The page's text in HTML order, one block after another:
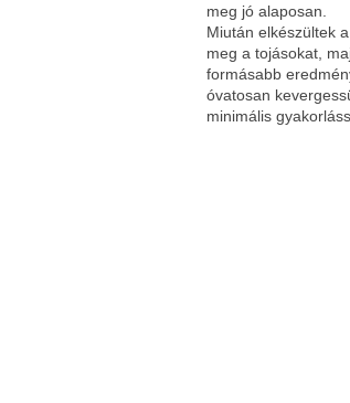
meg jó alaposan.
Miután elkészültek
meg a tojásokat,
formásabb
óvatosan
minimális